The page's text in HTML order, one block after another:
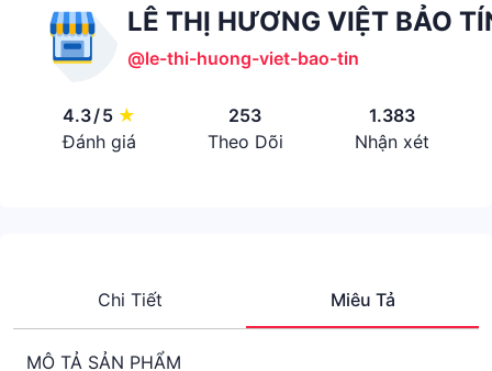
LÊ THỊ HƯƠNG VIỆT BẢO
@le-thi-huong-viet-bao-tin
4.3/5 ★
Đánh giá
253
Theo Dõi
1.383
Nhận xét
Chi Tiết Miêu Tả
MÔ TẢ SẢN PHẨM